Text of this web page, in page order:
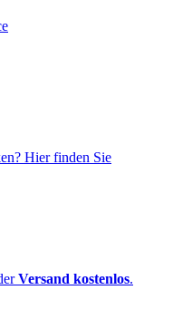
Hier finden Sie
Versand kostenlos.